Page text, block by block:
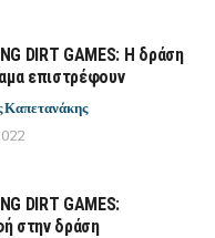
DIRT GAMES: Η δράση
επιστρέφουν
DIRT GAMES:
στην δράση